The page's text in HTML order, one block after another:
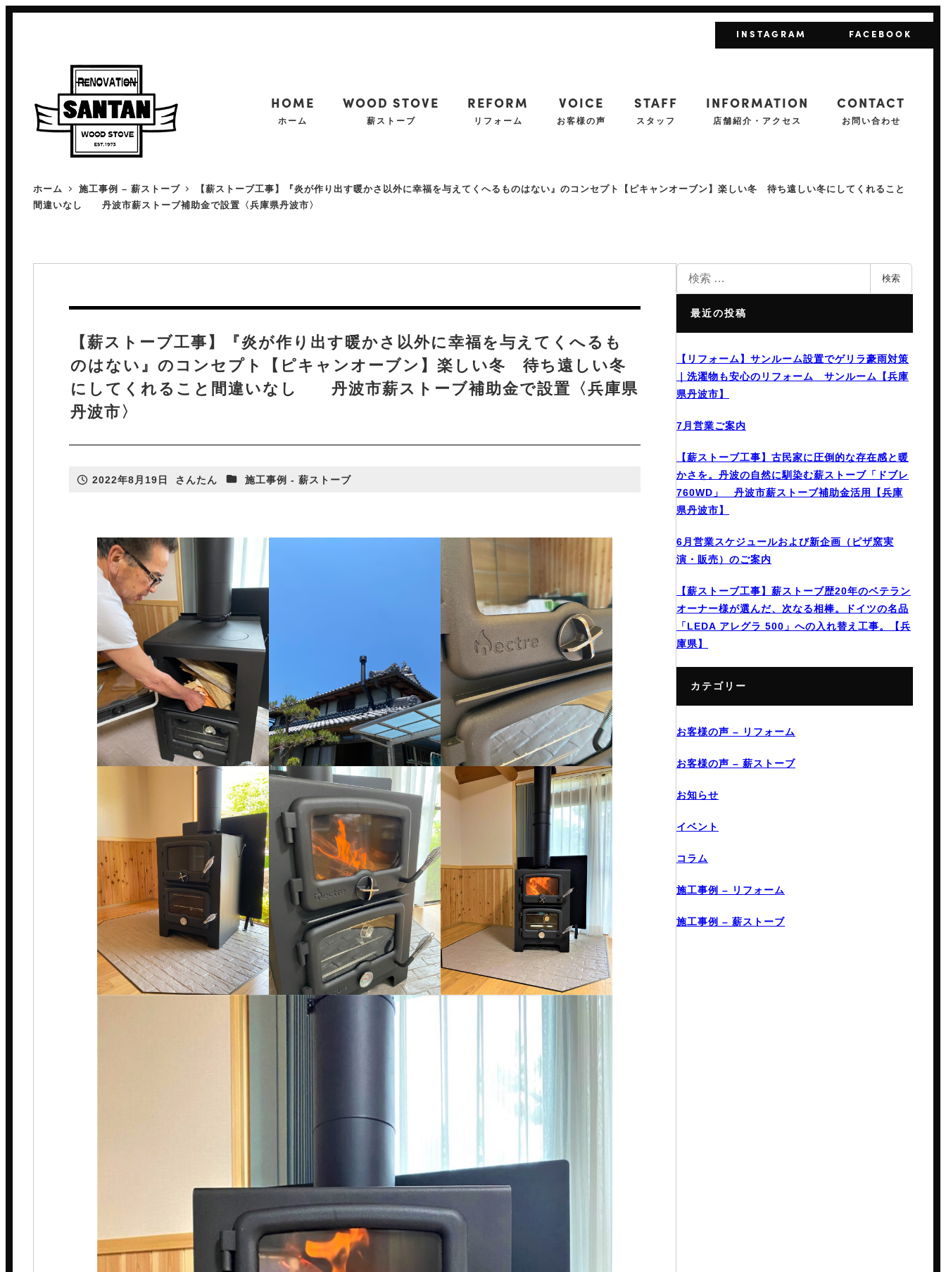
薪ストーブの魅力
薪ストーブカタログ
設置の流れ
よくある質問
さんたんのリフォームについて
リフォームカタログ
リフォーム
INSTAGRAM FACEBOOK
HOME
ホーム
WOOD STOVE
薪ストーブ
REFORM
リフォーム
VOICE
お客様の声
STAFF
スタッフ
INFORMATION
店舗紹介・アクセス
CONTACT
お問い合わせ
ホーム 施工事例 – 薪ストーブ
【薪ストーブ工事】『炎が作り出す暖かさ以外に幸福を与えてくへるものはない』のコンセプト【ピキャンオーブン】楽しい冬 待ち遠しい冬にしてくれること
間違いなし 丹波市薪ストーブ補助金で設置〈兵庫県丹波市〉
【薪ストーブ工事】『炎が作り出す暖かさ以外に幸福を与えてくへるも
のはない』のコンセプト【ピキャンオーブン】楽しい冬 待ち遠しい冬
にしてくれること間違いなし 丹波市薪ストーブ補助金で設置〈兵庫県
丹波市〉
投稿日
2022年8月19日
著
さんたん カテゴリー
施工事例 - 薪ストーブ
検索
最近の投稿
【リフォーム】サンルーム設置でゲリラ豪雨対策
｜洗濯物も安心のリフォーム サンルーム【兵庫
県丹波市】
7月営業ご案内
【薪ストーブ工事】古民家に圧倒的な存在感と暖
かさを。丹波の自然に馴染む薪ストーブ「ドブレ
760WD」 丹波市薪ストーブ補助金活用【兵庫
県丹波市】
6月営業スケジュールおよび新企画（ピザ窯実
演・販売）のご案内
【薪ストーブ工事】薪ストーブ歴20年のベテラン
オーナー様が選んだ、次なる相棒。ドイツの名品
「LEDA アレグラ 500」への入れ替え工事。【兵
庫県】
カテゴリー
お客様の声 – リフォーム
お客様の声 – 薪ストーブ
お知らせ
イベント
コラム
施工事例 – リフォーム
施工事例 – 薪ストーブ